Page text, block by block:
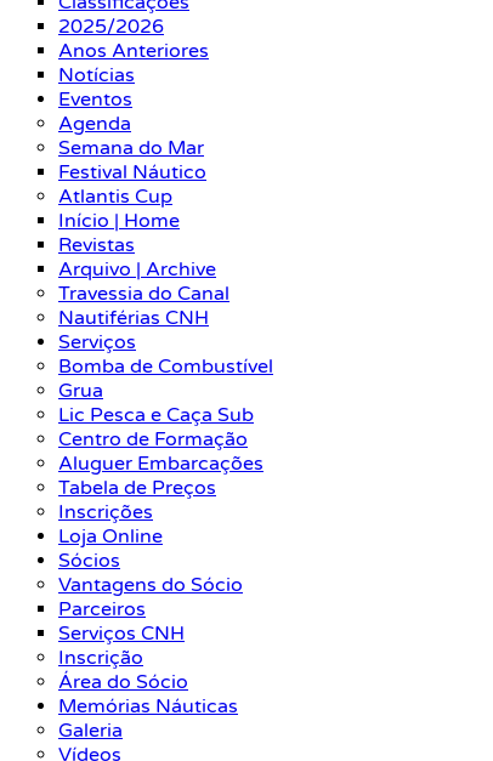
2025/2026
Anos Anteriores
Notícias
Eventos
Agenda
Semana do Mar
Festival Náutico
Atlantis Cup
Início | Home
Revistas
Arquivo | Archive
Travessia do Canal
Nautiférias CNH
Serviços
Bomba de Combustível
Grua
Lic Pesca e Caça Sub
Centro de Formação
Aluguer Embarcações
Tabela de Preços
Inscrições
Loja Online
Sócios
Vantagens do Sócio
Parceiros
Serviços CNH
Inscrição
Área do Sócio
Memórias Náuticas
Galeria
Vídeos